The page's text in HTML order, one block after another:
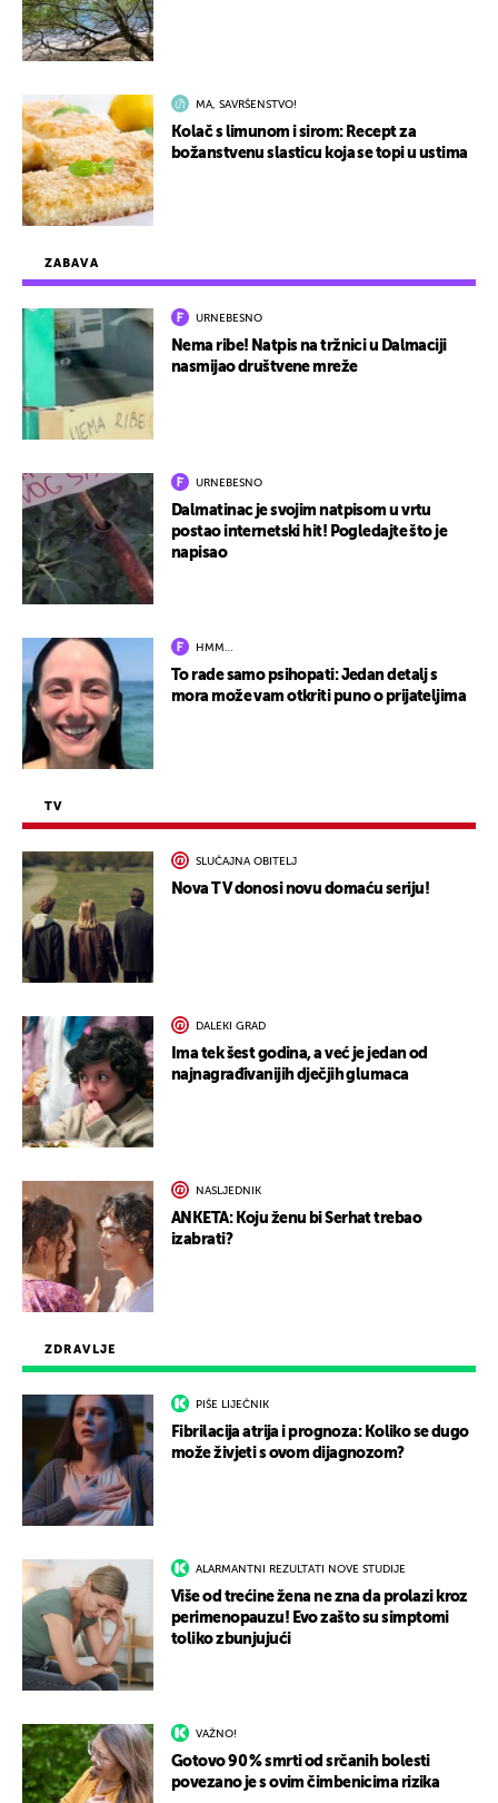
ZDRAVLJE
PIŠE LIJEČNIK
Fibrilacija atrija i prognoza: Koliko se dugo
može živjeti s ovom dijagnozom?
ALARMANTNI REZULTATI NOVE STUDIJE
Više od trećine žena ne zna da prolazi kroz
perimenopauzu! Evo zašto su simptomi
toliko zbunjujući
VAŽNO!
Gotovo 90 % smrti od srčanih bolesti
povezano je s ovim čimbenicima rizika
ZABAVA
URNEBESNO
Nema ribe! Natpis na tržnici u Dalmaciji
nasmijao društvene mreže
URNEBESNO
Dalmatinac je svojim natpisom u vrtu
postao internetski hit! Pogledajte što je
napisao
HMM…
To rade samo psihopati: Jedan detalj s
mora može vam otkriti puno o prijateljima
TV
SLUČAJNA OBITELJ
Nova TV donosi novu domaću seriju!
DALEKI GRAD
Ima tek šest godina, a već je jedan od
najnagrađivanijih dječjih glumaca
NASLJEDNIK
ANKETA: Koju ženu bi Serhat trebao
izabrati?
MA, SAVRŠENSTVO!
Kolač s limunom i sirom: Recept za
božanstvenu slasticu koja se topi u ustima